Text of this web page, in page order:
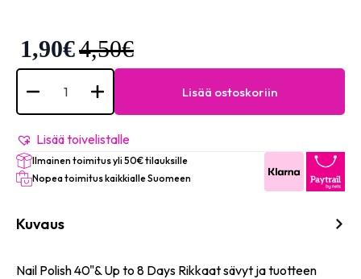
4,50€
1,90€
Elixir
Nail
Fast
40"
&
Up
to
8
määrä
Lisää ostoskoriin
Lisää toivelistalle
Ilmainen toimitus yli 50€ tilauksille
Nopea toimitus kaikkialle Suomeen
Kuvaus
Nail Polish 40"& Up to 8 Days Rikkaat sävyt ja tuotteen